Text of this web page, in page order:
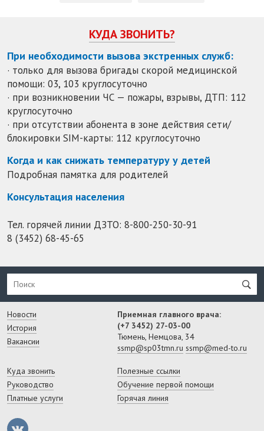
КУДА ЗВОНИТЬ?
При необходимости вызова экстренных служб:
· только для вызова бригады скорой медицинской
помощи: 03, 103 круглосуточно
· при возникновении ЧС — пожары, взрывы, ДТП: 112
круглосуточно
· при отсутствии абонента в зоне действия сети/
блокировки SIM-карты: 112 круглосуточно
Когда и как снижать температуру у детей
Подробная памятка для родителей
Консультация населения
Тел. горячей линии ДЗТО: 8-800-250-30-91
8 (3452) 68-45-65
Новости
История
Вакансии
Приемная главного врача:
(+7 3452) 27-03-00
Тюмень, Немцова, 34
ssmp@sp03tmn.ru ssmp@med-to.ru
Куда звонить
Руководство
Платные услуги
Полезные ссылки
Обучение первой помощи
Горячая линия